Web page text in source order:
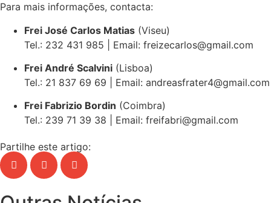
Para mais informações, contacta:
Frei José Carlos Matias (Viseu)
Tel.: 232 431 985 | Email: freizecarlos@gmail.com
Frei André Scalvini (Lisboa)
Tel.: 21 837 69 69 | Email: andreasfrater4@gmail.com
Frei Fabrizio Bordin (Coimbra)
Tel.: 239 71 39 38 | Email: freifabri@gmail.com
Partilhe este artigo: